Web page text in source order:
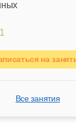
1
на
Все занятия